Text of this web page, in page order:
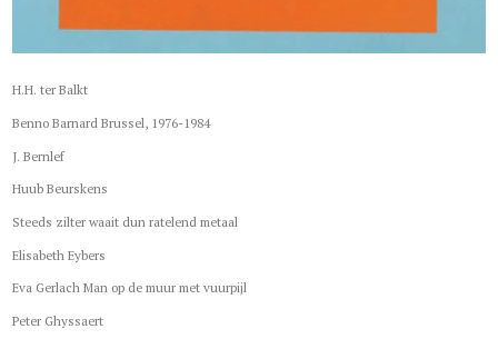
H.H. ter Balkt
Benno Barnard Brussel, 1976-1984
J. Bernlef
Huub Beurskens
Steeds zilter waait dun ratelend metaal
Elisabeth Eybers
Eva Gerlach Man op de muur met vuurpijl
Peter Ghyssaert